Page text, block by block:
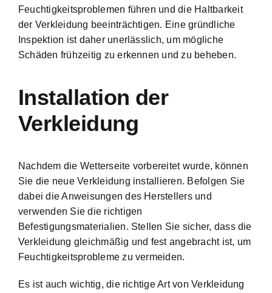
Feuchtigkeitsproblemen führen und die Haltbarkeit
der Verkleidung beeinträchtigen. Eine gründliche
Inspektion ist daher unerlässlich, um mögliche
Schäden frühzeitig zu erkennen und zu beheben.
Installation der
Verkleidung
Nachdem die Wetterseite vorbereitet wurde, können
Sie die neue Verkleidung installieren. Befolgen Sie
dabei die Anweisungen des Herstellers und
verwenden Sie die richtigen
Befestigungsmaterialien. Stellen Sie sicher, dass die
Verkleidung gleichmäßig und fest angebracht ist, um
Feuchtigkeitsprobleme zu vermeiden.
Es ist auch wichtig, die richtige Art von Verkleidung